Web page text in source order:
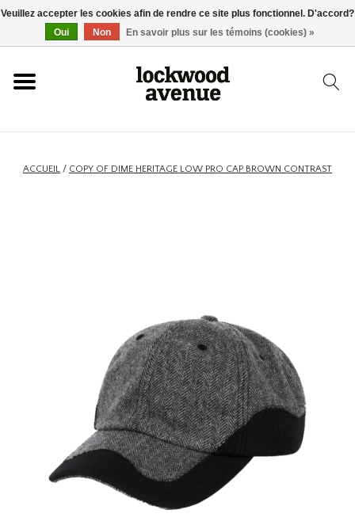
ACCUEIL
NOUVEAU
MARQUES
ACCUEIL / COPY OF DIME HERITAGE LOW PRO CAP BROWN CONTRAST
Veuillez accepter les cookies afin de rendre ce site plus fonctionnel. D'accord?
Oui
Non En savoir plus sur les témoins (cookies) »